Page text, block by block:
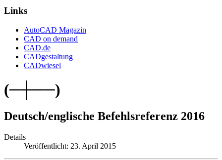
Links
AutoCAD Magazin
CAD on demand
CAD.de
CADgestaltung
CADwiesel
(─┼──)
Deutsch/englische Befehlsreferenz 2016
Details
Veröffentlicht: 23. April 2015